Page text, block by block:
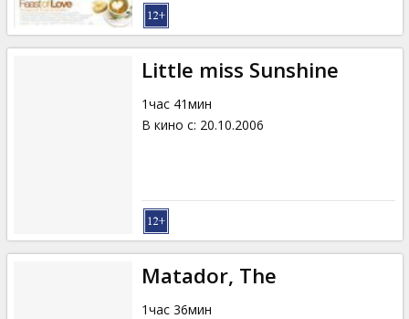
Little miss Sunshine
1час 41мин
В кино с: 20.10.2006
Matador, The
1час 36мин